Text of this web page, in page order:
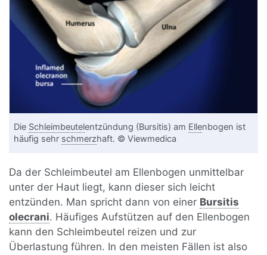
Die Schleimbeutelentzündung (Bursitis) am Ellenbogen ist
häufig sehr schmerzhaft. © Viewmedica
Da der Schleimbeutel am Ellenbogen unmittelbar
unter der Haut liegt, kann dieser sich leicht
entzünden. Man spricht dann von einer Bursitis
olecrani. Häufiges Aufstützen auf den Ellenbogen
kann den Schleimbeutel reizen und zur
Überlastung führen. In den meisten Fällen ist also